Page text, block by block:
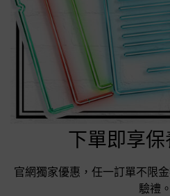
下單即享
官網獨家優惠，任一訂單不限
驗禮。